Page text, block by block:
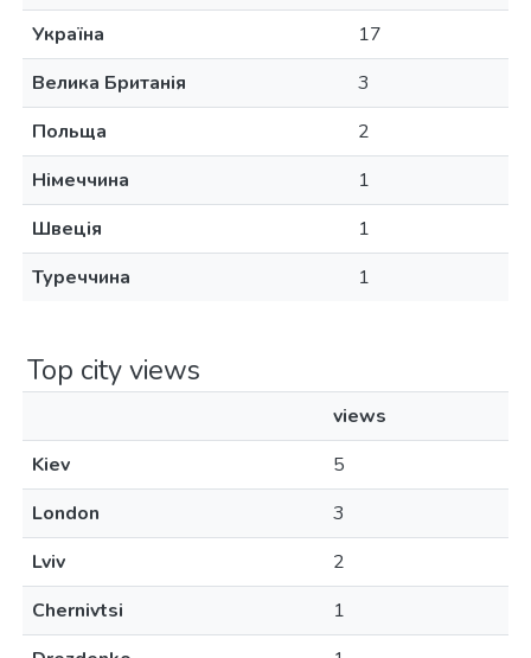
Україна
17
Велика Британія
3
Польща
2
Німеччина
1
Швеція
1
Туреччина
1
Top city views
views
Kiev
5
London
3
Lviv
2
Chernivtsi
1